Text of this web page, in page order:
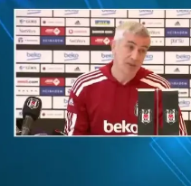
6698 sayılı Kişisel
mevzuata uygun olarak